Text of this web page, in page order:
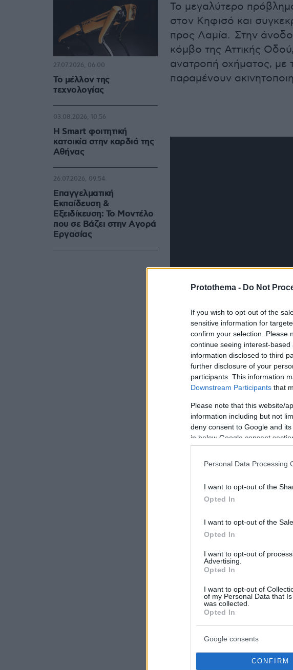
Protothema - Do Not
If you wish to opt-out of the
sensitive information for
confirm your selection. Please
continue seeing interest-
information disclosed to third
further disclosure of your
participants. This information
Downstream Participants that
Please note that this website/
information including but not
deny consent to Google and
in below Google consent
Personal Data Processing
I want to opt-out of the
Opted In
I want to opt-out of the
Opted In
I want to opt-out of
Advertising.
Opted In
I want to opt-out of
of my Personal Data that
was collected.
Opted In
Google consents
CONFIRM
Το μεγαλύτερο
στον Κηφισό και
προς Λαμία. Στην
κόμβο της Αττικής
ανατροπή οχήματος, με
παραμένουν
Το μέλλον της
τεχνολογίας
27.07.2026, 06:00
Η Smart φοιτητική
κατοικία στην καρδιά της
Αθήνας
03.08.2026, 10:56
Επαγγελματική
Εκπαίδευση &
Εξειδίκευση: Το Mοντέλο
που σε Bάζει στην Aγορά
Eργασίας
26.07.2026, 09:54